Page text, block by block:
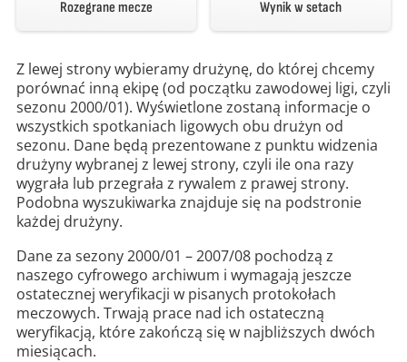
Rozegrane mecze Wynik w setach
Z lewej strony wybieramy drużynę, do której chcemy
porównać inną ekipę (od początku zawodowej ligi, czyli
sezonu 2000/01). Wyświetlone zostaną informacje o
wszystkich spotkaniach ligowych obu drużyn od
sezonu. Dane będą prezentowane z punktu widzenia
drużyny wybranej z lewej strony, czyli ile ona razy
wygrała lub przegrała z rywalem z prawej strony.
Podobna wyszukiwarka znajduje się na podstronie
każdej drużyny.
Dane za sezony 2000/01 – 2007/08 pochodzą z
naszego cyfrowego archiwum i wymagają jeszcze
ostatecznej weryfikacji w pisanych protokołach
meczowych. Trwają prace nad ich ostateczną
weryfikacją, które zakończą się w najbliższych dwóch
miesiącach.